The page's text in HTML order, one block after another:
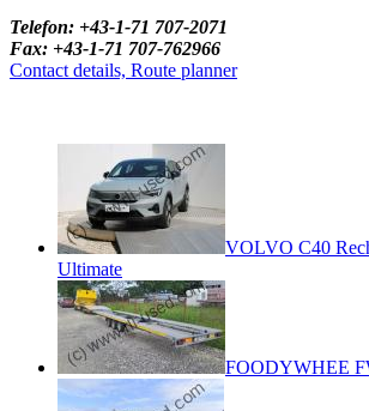
Telefon: +43-1-71 707-2071
Fax: +43-1-71 707-762966
Contact details, Route planner
VOLVO C40
Ultimate
FOODYWHEE